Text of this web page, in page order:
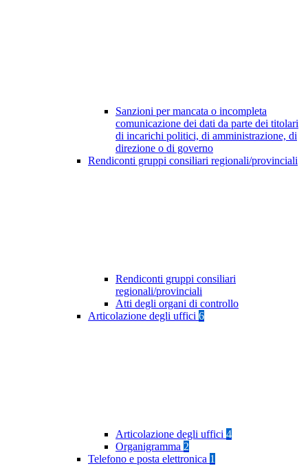
Sanzioni per mancata o incompleta
comunicazione dei dati da parte dei titolari
di incarichi politici, di amministrazione, di
direzione o di governo
Rendiconti gruppi consiliari regionali/provinciali
Rendiconti gruppi consiliari
regionali/provinciali
Atti degli organi di controllo
Articolazione degli uffici 6
Articolazione degli uffici 4
Organigramma 2
Telefono e posta elettronica 1